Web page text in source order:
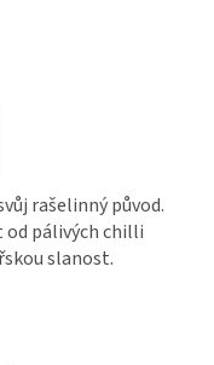
rašelinný původ.
pálivých chilli
slanost.